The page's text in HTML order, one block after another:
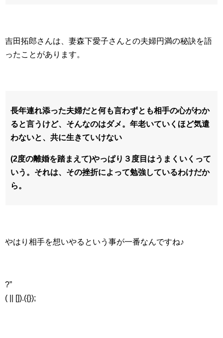
吉田拓郎さんは、妻森下愛子さんとの夫婦円満の秘訣を語
ったことがあります。
長年連れ添った夫婦だと何も言わずとも相手の心がわか
ると言うけど、そんなのはダメ。年老いていくほど気遣
わないと、共に生きていけない
(2度の離婚を踏まえて)やっぱり３度目はうまくいくって
いう。それは、その挫折によって勉強しているわけだか
ら。
やはり相手を想いやるという事が一番なんですね♪
?”
( || []).({});